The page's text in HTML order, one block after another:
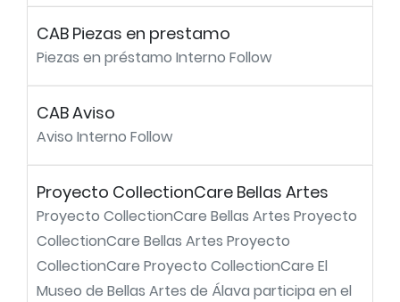
CAB Piezas en prestamo
Piezas en préstamo Interno Follow
CAB Aviso
Aviso Interno Follow
Proyecto CollectionCare Bellas Artes
Proyecto CollectionCare Bellas Artes Proyecto
CollectionCare Bellas Artes Proyecto
CollectionCare Proyecto CollectionCare El
Museo de Bellas Artes de Álava participa en el